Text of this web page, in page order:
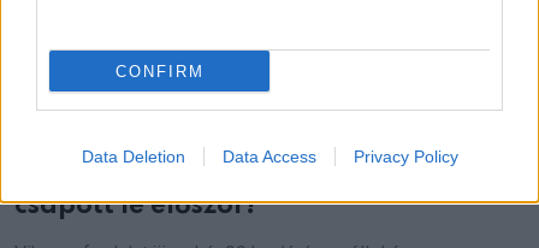
CONFIRM
Data Deletion Data Access Privacy Policy
felhőszakadás: – mutatjuk, hol
csapott le először!